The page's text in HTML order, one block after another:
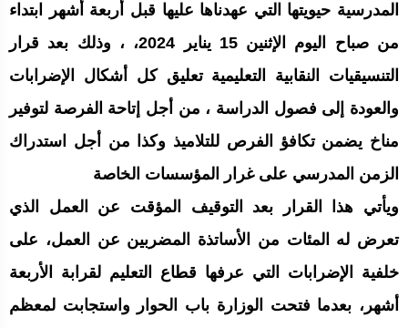
المدرسية حيويتها التي عهدناها عليها قبل أربعة أشهر ابتداء
من صباح اليوم الإثنين 15 يناير 2024، ، وذلك بعد قرار
التنسيقيات النقابية التعليمية تعليق كل أشكال الإضرابات
والعودة إلى فصول الدراسة ، من أجل إتاحة الفرصة لتوفير
مناخ يضمن تكافؤ الفرص للتلاميذ وكذا من أجل استدراك
الزمن المدرسي على غرار المؤسسات الخاصة
ويأتي هذا القرار بعد التوقيف المؤقت عن العمل الذي
تعرض له المئات من الأساتذة المضربين عن العمل، على
خلفية الإضرابات التي عرفها قطاع التعليم لقرابة الأربعة
أشهر، بعدما فتحت الوزارة باب الحوار واستجابت لمعظم